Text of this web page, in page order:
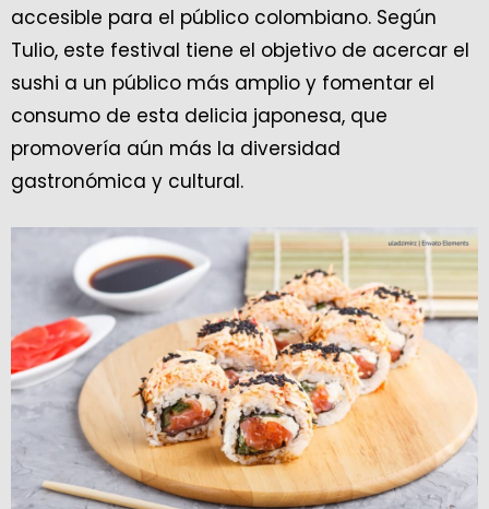
accesible para el público colombiano. Según
Tulio, este festival tiene el objetivo de acercar el
sushi a un público más amplio y fomentar el
consumo de esta delicia japonesa, que
promovería aún más la diversidad
gastronómica y cultural.